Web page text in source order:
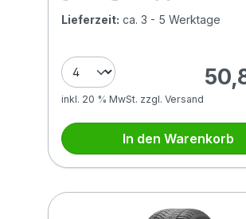
Lieferzeit: ca. 3 - 5 Werktage
inkl. 20 % MwSt. zzgl. Versand
In den Warenkorb